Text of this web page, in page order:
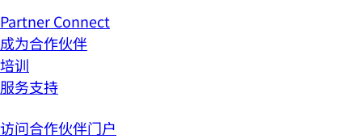
Partner Connect
成为合作伙伴
培训
服务支持
访问合作伙伴门户